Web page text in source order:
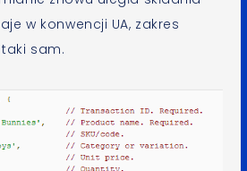
w konwencji UA, zakres
sam.